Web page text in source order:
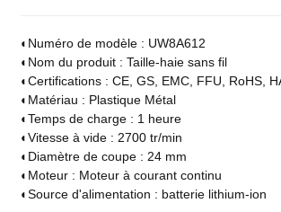
◐ Numéro de modèle : UW8A612
◐ Nom du produit : Taille-haie sans fil
◐Certifications : CE, GS, EMC, FFU, RoHS,
◐ Matériau : Plastique Métal
◐Temps de charge : 1 heure
◐Vitesse à vide : 2700 tr/min
◐ Diamètre de coupe : 24 mm
◐ Moteur : Moteur à courant continu
◐Source d'alimentation : batterie lithium-ion